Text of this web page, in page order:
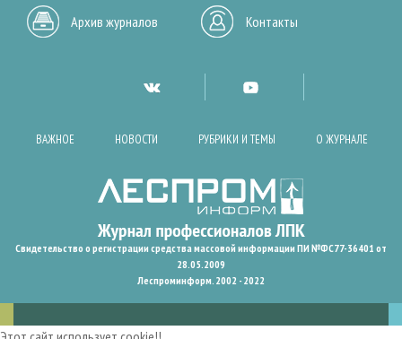
Архив журналов Контакты
ВАЖНОЕ НОВОСТИ РУБРИКИ И ТЕМЫ О ЖУРНАЛЕ
Свидетельство о регистрации средства массовой информации ПИ №ФС77-36401 от
28.05.2009
Леспроминформ. 2002 - 2022